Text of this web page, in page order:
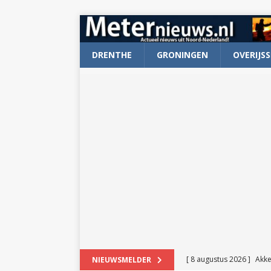
DRENTHE GRONINGEN
NIEUWSMELDER [ 8 augustus 2026 ]